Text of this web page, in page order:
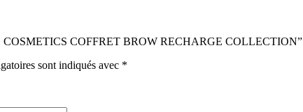
COSMETICS COFFRET BROW RECHARGE COLLECTION”
sont indiqués avec *